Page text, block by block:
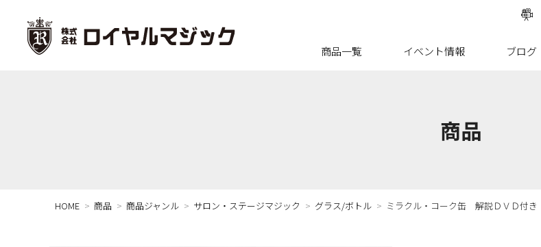
商品一覧 イベント情報 ブログ
商品
HOME 商品 商品ジャンル サロン・ステージマジック グラス/ボトル ミラクル・コーク缶 解説ＤＶＤ付き